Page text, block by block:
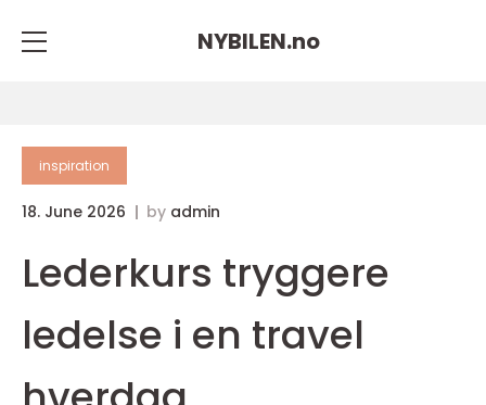
NYBILEN.no
inspiration
18. June 2026 by admin
Lederkurs tryggere
ledelse i en travel